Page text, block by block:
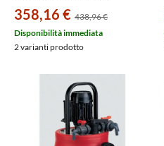
358,16 € 438,96 €
Disponibilità immediata
2 varianti prodotto